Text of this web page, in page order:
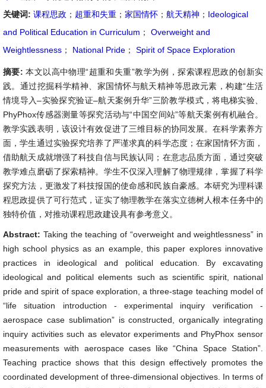
关键词: 课程思政 ； 超重和失重 ； 家国情怀 ； 航天精神 ； Ideological
and Political Education in Curriculum ；
Overweight and
Weightlessness ； National Pride ； Spirit of Space Exploration
摘要:本文以高中物理“超重和失重”教学为例，探索课程思政的创新实
践。通过挖掘科学精神、家国情怀与航天精神等思政元素，构建“生活
情境导入–实验探究验证–航天案例升华”三阶教学模式，将电梯实验、
PhyPhox传感器测量等探究活动与“中国空间站”等航天案例有机融合。
教学实践表明，该设计有效促进了三维目标的协同发展。在科学素养方
面，学生通过实验探究培养了严谨求真的科学态度；在家国情怀方面，
借助航天成就增强了科技自信与民族认同；在意志品质方面，通过突破
教学难点磨砺了探索精神。学生不仅深入理解了物理规律，掌握了科学
探究方法，更激发了科技报国的使命感和民族自豪感。本研究为理科课
程思政提供了可行范式，证实了物理教学在落实立德树人根本任务中的
独特价值，对推动课程思政建设具有参考意义。
Abstract: Taking the teaching of “overweight and weightlessness” in
high school physics as an example, this paper explores innovative
practices in ideological and political education. By excavating
ideological and political elements such as scientific spirit, national
pride and spirit of space exploration, a three-stage teaching model of
“life situation introduction - experimental inquiry verification -
aerospace case sublimation” is constructed, organically integrating
inquiry activities such as elevator experiments and PhyPhox sensor
measurements with aerospace cases like “China Space Station”.
Teaching practice shows that this design effectively promotes the
coordinated development of three-dimensional objectives. In terms of